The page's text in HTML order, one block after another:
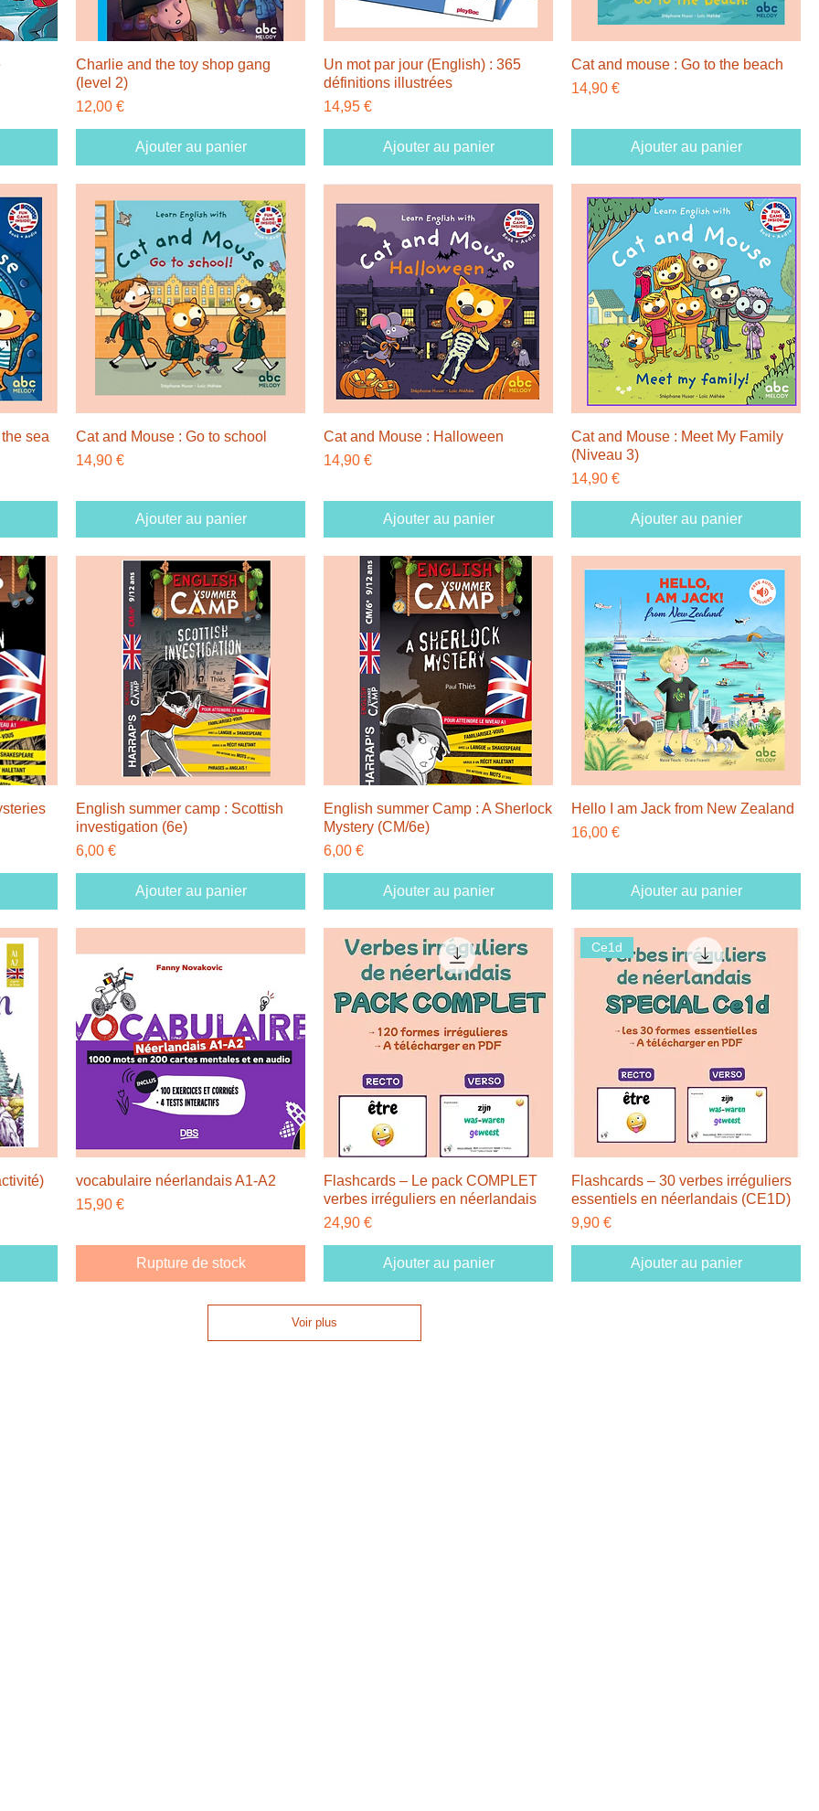
Charlie and the toy shop gang
(level 2)
Prix
12,00 €
Ajouter au panier
Un mot par jour (English) : 365
définitions illustrées
Prix
14,95 €
Ajouter au panier
Cat and mouse : Go to the beach
Prix
14,90 €
Ajouter au panier
sea
Cat and Mouse : Go to school
Prix
14,90 €
Ajouter au panier
Cat and Mouse : Halloween
Prix
14,90 €
Ajouter au panier
Cat and Mouse : Meet My Family
(Niveau 3)
Prix
14,90 €
Ajouter au panier
English summer camp : Scottish
investigation (6e)
Prix
6,00 €
Ajouter au panier
English summer Camp : A Sherlock
Mystery (CM/6e)
Prix
6,00 €
Ajouter au panier
Hello I am Jack from New Zealand
Prix
16,00 €
Ajouter au panier
vocabulaire néerlandais A1-A2
Prix
15,90 €
Rupture de stock
Flashcards – Le pack COMPLET
verbes irréguliers en néerlandais
Prix
24,90 €
Ajouter au panier
Ce1d
Flashcards – 30 verbes irréguliers
essentiels en néerlandais (CE1D)
Prix
9,90 €
Ajouter au panier
Voir plus